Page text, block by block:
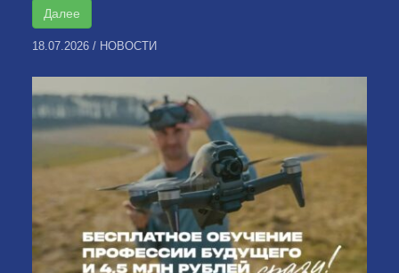
Далее
18.07.2026 / НОВОСТИ